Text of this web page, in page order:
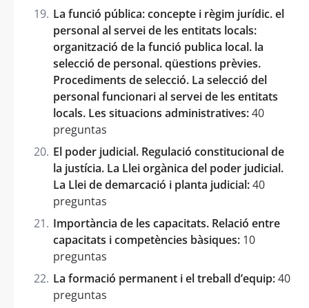
La funció pública: concepte i règim jurídic. el
personal al servei de les entitats locals:
organització de la funció publica local. la
selecció de personal. qüestions prèvies.
Procediments de selecció. La selecció del
personal funcionari al servei de les entitats
locals. Les situacions administratives:40
preguntas
El poder judicial. Regulació constitucional de
la justícia. La Llei orgànica del poder judicial.
La Llei de demarcació i planta judicial:40
preguntas
Importància de les capacitats. Relació entre
capacitats i competències bàsiques: 10
preguntas
La formació permanent i el treball d’equip:40
preguntas